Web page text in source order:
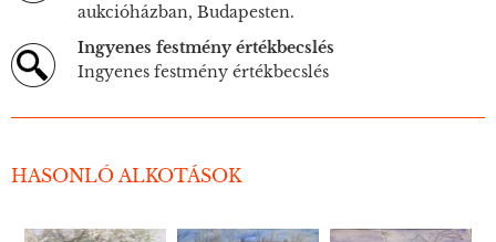
aukcióházban, Budapesten.
Ingyenes festmény értékbecslés
Ingyenes festmény értékbecslés
HASONLÓ ALKOTÁSOK